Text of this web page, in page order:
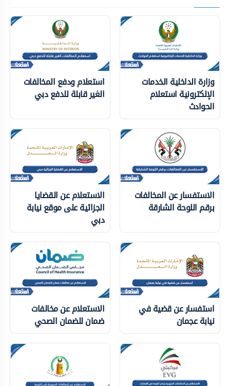
وزارة الداخلية الخدمات
الإلكترونية استعلام
الحوادث
استعلام ودفع المخالفات
الغير قابلة للدفع دبي
الاستفسار عن المخالفات
برقم اللوحة الشارقة
الاستعلام عن القضايا
الجزائية على موقع نيابة
دبي
استفسار عن قضية في
نيابة عجمان
الاستعلام عن مخالفات
ضمان للضمان الصحي